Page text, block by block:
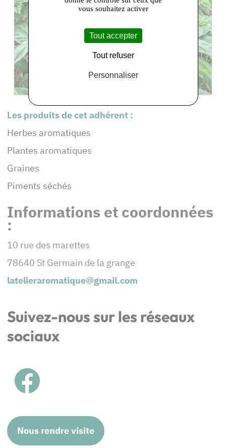
Les produits de cet adhérent :
Herbes aromatiques
Plantes aromatiques
Graines
Piments séchés
Informations et coordonnées
:
10 rue des marettes
78640 St Germain de la grange
latelieraromatique@gmail.com
Suivez-nous sur les réseaux
sociaux
Nous rendre visite
vous souhaitez activer
Tout accepter
Tout refuser
Personnaliser